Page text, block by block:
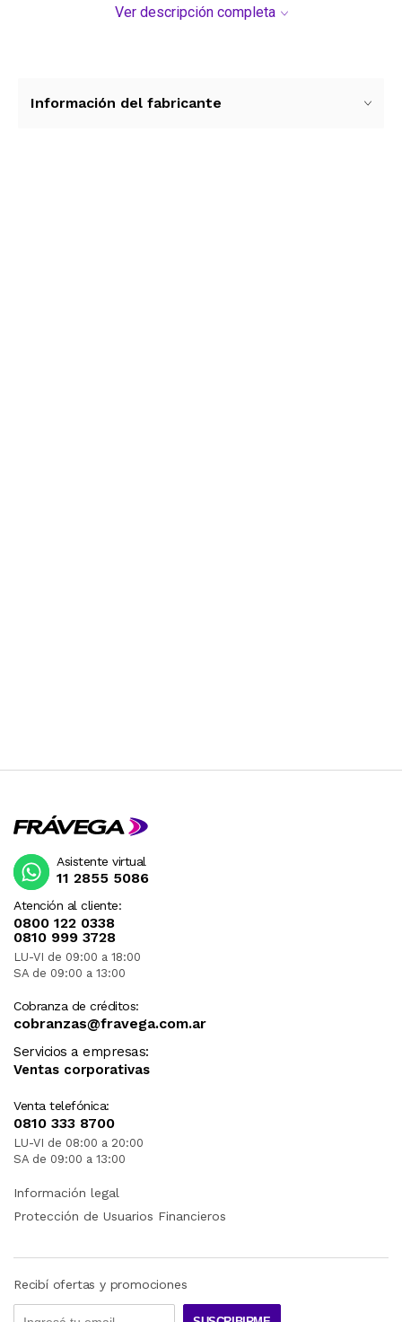
de trabajo mas exigentes.
sino que tambien garantiza una excelente
Ver descripción completa
Información del fabricante
Atención al cliente:
0800 122 0338
0810 999 3728
LU-VI de 09:00 a 18:00
SA de 09:00 a 13:00
Cobranza de créditos:
cobranzas@fravega.com.ar
Servicios a empresas:
Ventas corporativas
Venta telefónica:
0810 333 8700
LU-VI de 08:00 a 20:00
SA de 09:00 a 13:00
Asistente virtual
11 2855 5086
Información legal
Protección de Usuarios Financieros
Recibí ofertas y promociones